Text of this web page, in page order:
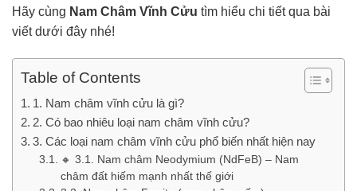
Hãy cùng Nam Châm Vĩnh Cửu tìm hiểu chi tiết qua bài
viết dưới đây nhé!
Table of Contents
1. Nam châm vĩnh cửu là gì?
2. Có bao nhiêu loại nam châm vĩnh cửu?
3. Các loại nam châm vĩnh cửu phổ biến nhất hiện nay
🔸 3.1. Nam châm Neodymium (NdFeB) – Nam
châm đất hiếm mạnh nhất thế giới